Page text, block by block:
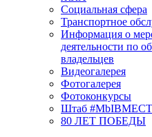
Социальная сфера
Транспортное
Информация о
деятельности по
владельцев
Видеогалерея
Фотогалерея
Фотоконкурсы
Штаб
80 ЛЕТ ПОБЕДЫ